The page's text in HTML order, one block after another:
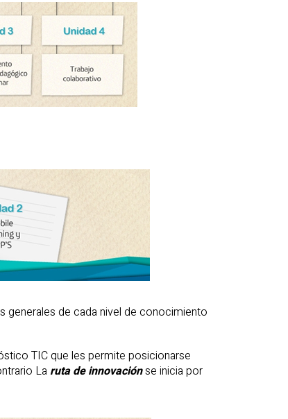
generales de cada nivel de conocimiento
TIC que les permite posicionarse
La ruta de innovaciónse inicia por